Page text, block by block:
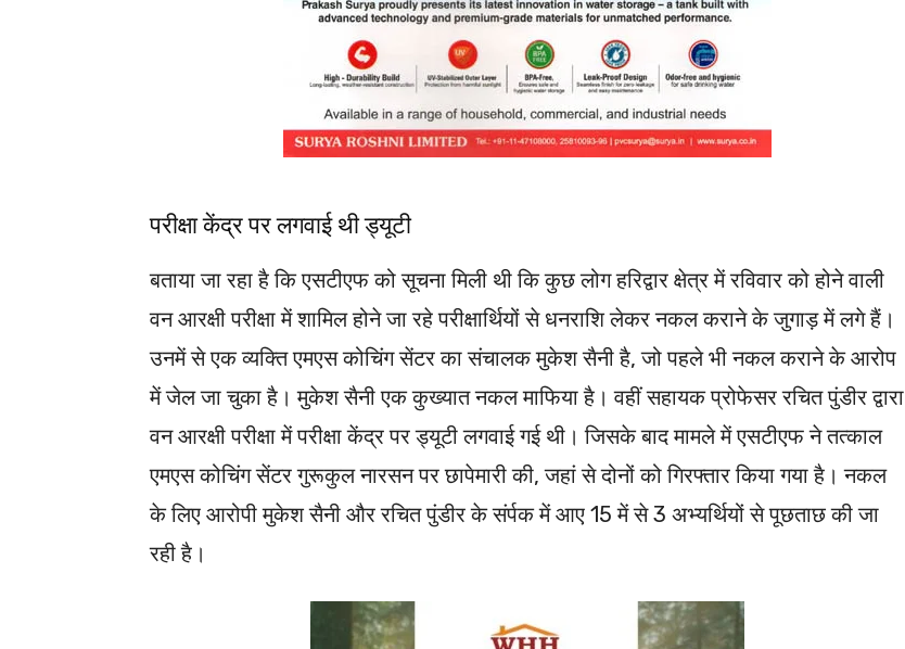
परीक्षा केंद्र पर लगवाई थी ड्यूटी
बताया जा रहा है कि एसटीएफ को सूचना मिली थी कि कुछ लोग हरिद्वार क्षेत्र में रविवार को होने वाली
वन आरक्षी परीक्षा में शामिल होने जा रहे परीक्षार्थियों से धनराशि लेकर नकल कराने के जुगाड़ में लगे हैं।
उनमें से एक व्यक्ति एमएस कोचिंग सेंटर का संचालक मुकेश सैनी है, जो पहले भी नकल कराने के आरोप
में जेल जा चुका है। मुकेश सैनी एक कुख्यात नकल माफिया है। वहीं सहायक प्रोफेसर रचित पुंडीर द्वारा
वन आरक्षी परीक्षा में परीक्षा केंद्र पर ड्यूटी लगवाई गई थी। जिसके बाद मामले में एसटीएफ ने तत्काल
एमएस कोचिंग सेंटर गुरूकुल नारसन पर छापेमारी की, जहां से दोनों को गिरफ्तार किया गया है। नकल
के लिए आरोपी मुकेश सैनी और रचित पुंडीर के संर्पक में आए 15 में से 3 अभ्यर्थियों से पूछताछ की जा
रही है।